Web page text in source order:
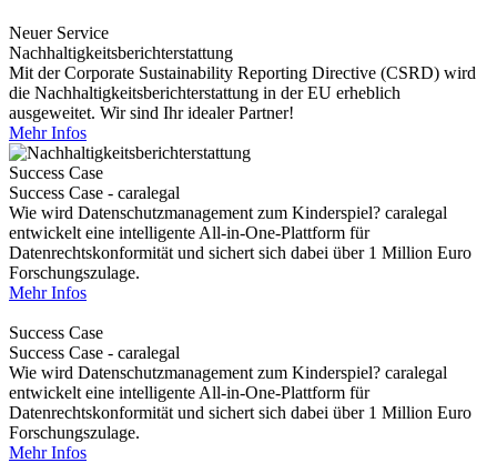
Neuer Service
Nachhaltigkeitsberichterstattung
Mit der Corporate Sustainability Reporting Directive (CSRD) wird
die Nachhaltigkeitsberichterstattung in der EU erheblich
ausgeweitet. Wir sind Ihr idealer Partner!
Mehr Infos
Success Case
Success Case - caralegal
Wie wird Datenschutzmanagement zum Kinderspiel? caralegal
entwickelt eine intelligente All-in-One-Plattform für
Datenrechtskonformität und sichert sich dabei über 1 Million Euro
Forschungszulage.
Mehr Infos
Success Case
Success Case - caralegal
Wie wird Datenschutzmanagement zum Kinderspiel? caralegal
entwickelt eine intelligente All-in-One-Plattform für
Datenrechtskonformität und sichert sich dabei über 1 Million Euro
Forschungszulage.
Mehr Infos